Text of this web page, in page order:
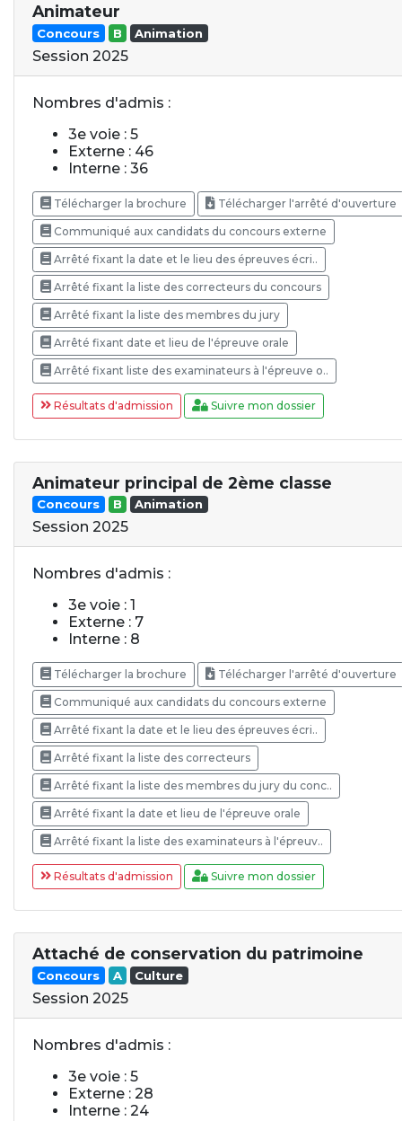
Animateur
Concours B Animation
Session 2025
Nombres d'admis :
3e voie : 5
Externe : 46
Interne : 36
Télécharger la brochure Télécharger l'arrêté d'ouverture
Communiqué aux candidats du concours externe
Arrêté fixant la date et le lieu des épreuves écri..
Arrêté fixant la liste des correcteurs du concours
Arrêté fixant la liste des membres du jury
Arrêté fixant date et lieu de l'épreuve orale
Arrêté fixant liste des examinateurs à l'épreuve o..
Résultats d'admission Suivre mon dossier
Animateur principal de 2ème classe
Concours B Animation
Session 2025
Nombres d'admis :
3e voie : 1
Externe : 7
Interne : 8
Télécharger la brochure Télécharger l'arrêté d'ouverture
Communiqué aux candidats du concours externe
Arrêté fixant la date et le lieu des épreuves écri..
Arrêté fixant la liste des correcteurs
Arrêté fixant la liste des membres du jury du conc..
Arrêté fixant la date et lieu de l'épreuve orale
Arrêté fixant la liste des examinateurs à l'épreuv..
Résultats d'admission Suivre mon dossier
Attaché de conservation du patrimoine
Concours A Culture
Session 2025
Nombres d'admis :
3e voie : 5
Externe : 28
Interne : 24